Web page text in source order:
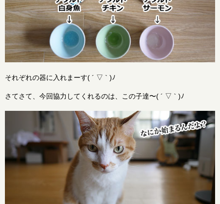
それぞれの器に入れまーす( ´ ▽ ` )ﾉ
さてさて、今回協力してくれるのは、この子達〜( ´ ▽ ` )ﾉ